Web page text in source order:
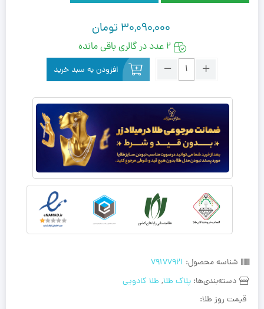
شناسه محصول: 79177921
دسته‌بندی‌ها: پلاک طلا, طلا کادویی
قیمت روز طلا:
30,090,000 تومان
2 عدد در گالری باقی مانده
افزودن به سبد خرید